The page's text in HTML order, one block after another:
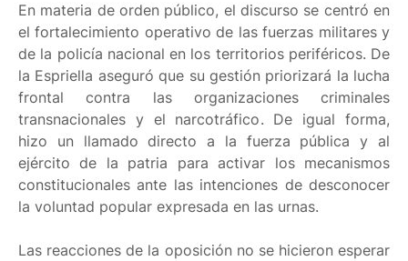
En materia de orden público, el discurso se centró en
el fortalecimiento operativo de las fuerzas militares y
de la policía nacional en los territorios periféricos. De
la Espriella aseguró que su gestión priorizará la lucha
frontal contra las organizaciones criminales
transnacionales y el narcotráfico. De igual forma,
hizo un llamado directo a la fuerza pública y al
ejército de la patria para activar los mecanismos
constitucionales ante las intenciones de desconocer
la voluntad popular expresada en las urnas.
Las reacciones de la oposición no se hicieron esperar